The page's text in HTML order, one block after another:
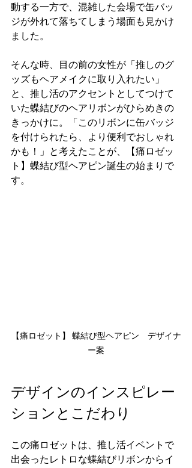
動する一方で、混雑した会場で缶バッ
ジが外れて落ちてしまう場面も見かけ
ました。
そんな時、目の前の女性が「推しのグ
ッズもヘアメイクに取り入れたい」
と、推し活のアクセントとしてつけて
いた蝶結びのヘアリボンがひらめきの
きっかけに。「このリボンに缶バッジ
を付けられたら、より便利でおしゃれ
かも！」と考えたことが、【痛ロゼッ
ト】蝶結び型ヘアピン誕生の始まりで
す。
【痛ロゼット】 蝶結び型ヘアピン　デザイナ
ー案
デザインのインスピレー
ションとこだわり
この痛ロゼットは、推し活イベントで
出会ったレトロな蝶結びリボンからイ